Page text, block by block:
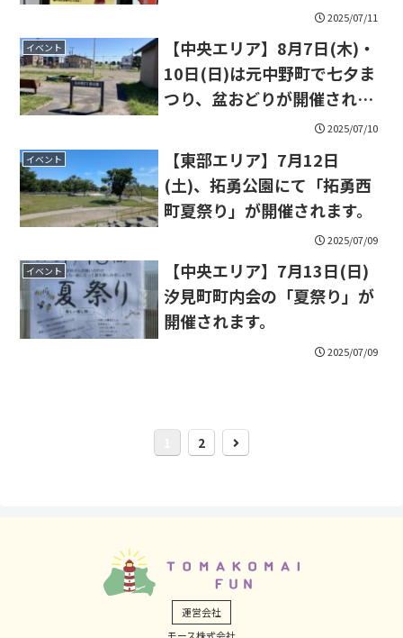
2025/07/11
イベント
【中央エリア】8月7日(木)・
10日(日)は元中野町で七夕ま
つり、盆おどりが開催されま
2025/07/10
イベント
【東部エリア】7月12日
(土)、拓勇公園にて「拓勇西
町夏祭り」が開催されます。
2025/07/09
イベント
【中央エリア】7月13日(日)
汐見町町内会の「夏祭り」が
開催されます。
2025/07/09
2
次
運営会社